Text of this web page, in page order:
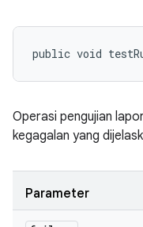
public void
Operasi pengujian
kegagalan yang
Parameter